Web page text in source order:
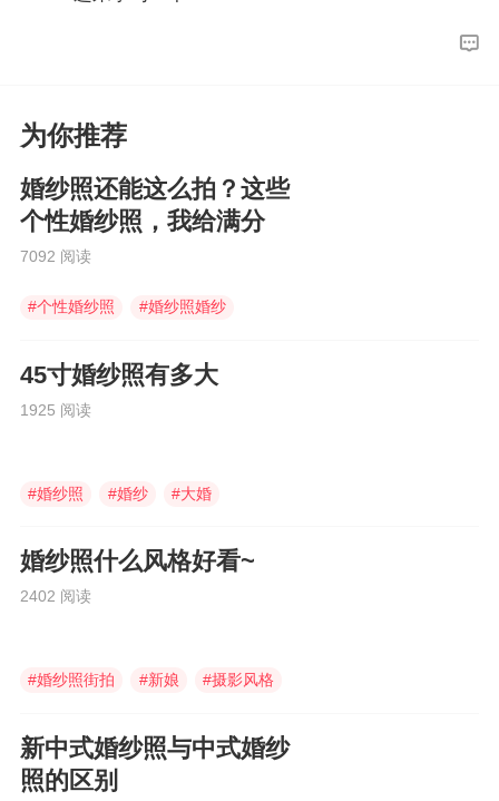
为你推荐
婚纱照还能这么拍？这些
个性婚纱照，我给满分
7092 阅读
#个性婚纱照 #婚纱照婚纱
45寸婚纱照有多大
1925 阅读
#婚纱照 #婚纱 #大婚
婚纱照什么风格好看~
2402 阅读
#婚纱照街拍 #新娘 #摄影风格
新中式婚纱照与中式婚纱
照的区别